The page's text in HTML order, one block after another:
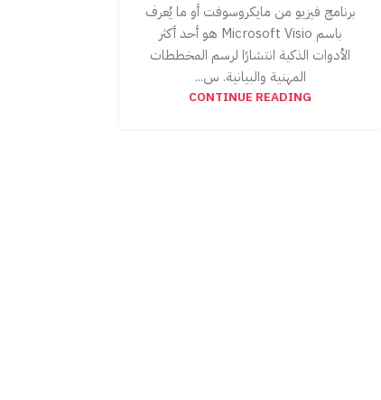
برنامج فيزيو من مايكروسوفت أو ما يُعرف
باسم Microsoft Visio هو أحد أكثر
الأدوات الذكية انتشارًا لرسم المخططات
المهنية والبيانية. س...
CONTINUE READING